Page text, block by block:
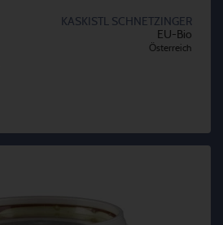
KASKISTL SCHNETZINGER
EU-Bio
Österreich